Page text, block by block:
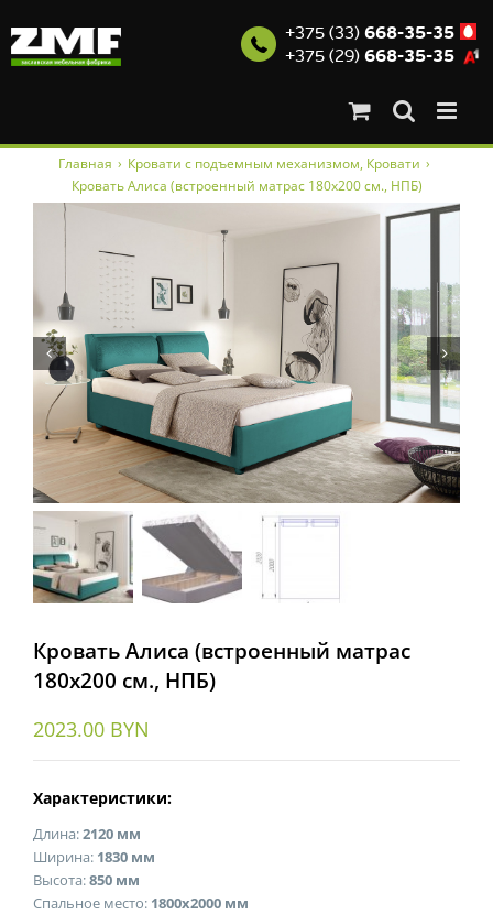
content
+375 (33) 668-35-35
+375 (29) 668-35-35
Главная › Кровати с подъемным механизмом, Кровати ›
Кровать Алиса (встроенный матрас 180х200 см., НПБ)
 
Кровать Алиса (встроенный матрас
180х200 см., НПБ)
2023.00 BYN
Характеристики:
Длина:2120 мм
Ширина: 1830 мм
Высота:850 мм
Спальное место: 1800х2000 мм